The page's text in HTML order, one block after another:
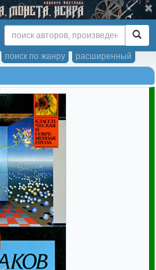
расширенный
поиск по жанру